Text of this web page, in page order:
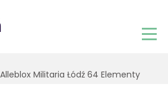
Militaria Łódź 64 Elementy